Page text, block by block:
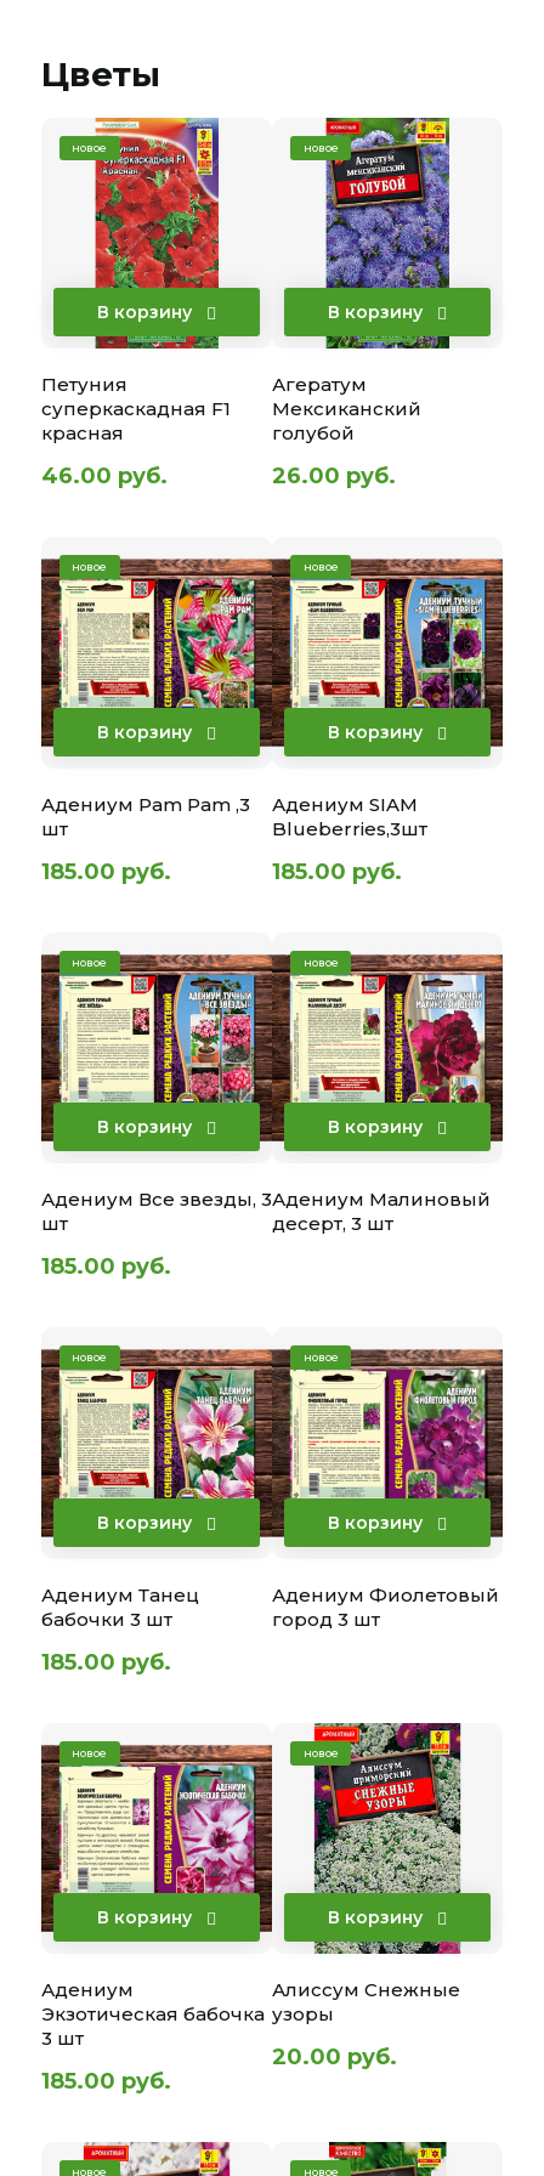
Статица
Цинния Эхинацея Ясколка
Цветы
новое
В корзину
Петуния
суперкаскадная F1
красная
46.00 руб.
новое
В корзину
Агератум
Мексиканский
голубой
26.00 руб.
новое
В корзину
Адениум Pam Pam ,3
шт
185.00 руб.
новое
В корзину
Адениум SIAM
Blueberries,3шт
185.00 руб.
новое
В корзину
Адениум Все звезды, 3
шт
185.00 руб.
новое
В корзину
Адениум Малиновый
десерт, 3 шт
новое
В корзину
Адениум Танец
бабочки 3 шт
185.00 руб.
новое
В корзину
Адениум Фиолетовый
город 3 шт
новое
В корзину
Адениум
Экзотическая бабочка
3 шт
185.00 руб.
новое
В корзину
Алиссум Снежные
узоры
20.00 руб.
новое новое